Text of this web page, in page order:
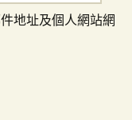
地址及個人網站網